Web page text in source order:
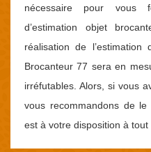
nécessaire pour vous
d’estimation objet
réalisation de
Brocanteur 77 sera en
irréfutables. Alors, si vous
vous recommandons de
est à votre disposition à tout